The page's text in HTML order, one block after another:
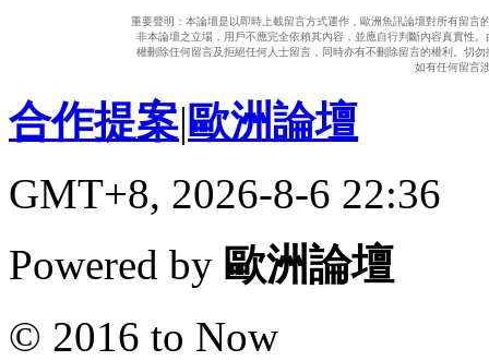
重要聲明：本論壇是以即時上載留言方式運作，歐洲魚訊論壇對所有留
非本論壇之立場，用戶不應完全依賴其內容，並應自行判斷內容真實性
權刪除任何留言及拒絕任何人士留言，同時亦有不刪除留言的權利。切
如有任何留言
合作提案|歐洲論壇
GMT+8, 2026-8-6 22:36
Powered by 歐洲論壇
© 2016 to Now